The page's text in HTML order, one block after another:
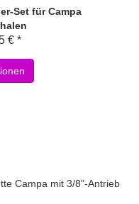
Set für Campa
€ *